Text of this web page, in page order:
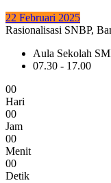
22 Februari 2025
Rasionalisasi SNBP,
Aula Sekolah
07.30 - 17.00
00
Hari
00
Jam
00
Menit
00
Detik